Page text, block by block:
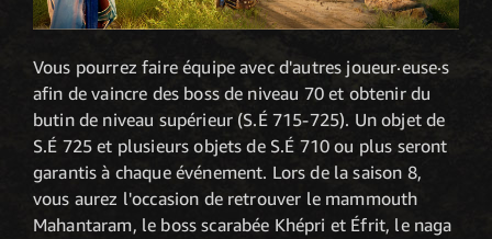
Vous pourrez faire équipe avec d'autres joueur·euse·s
afin de vaincre des boss de niveau 70 et obtenir du
butin de niveau supérieur (S.É 715-725). Un objet de
S.É 725 et plusieurs objets de S.É 710 ou plus seront
garantis à chaque événement. Lors de la saison 8,
vous aurez l'occasion de retrouver le mammouth
Mahantaram, le boss scarabée Khépri et Éfrit, le naga